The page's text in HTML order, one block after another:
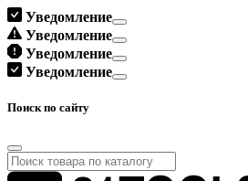
Уведомление
Уведомление
Уведомление
Уведомление
Поиск по сайту